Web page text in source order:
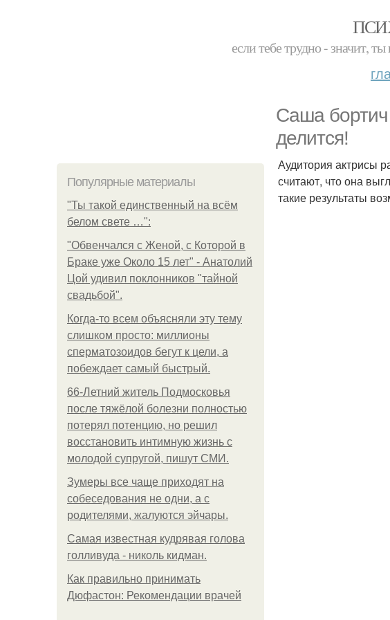
если тебе трудно - значит,
Саша бортич
делится!
Популярные материалы
"Ты такой единственный на всём
белом свете …":
"Обвенчался с Женой, с Которой в
Браке уже Около 15 лет" - Анатолий
Цой удивил поклонников "тайной
свадьбой".
Когда-то всем объясняли эту тему
слишком просто: миллионы
сперматозоидов бегут к цели, а
побеждает самый быстрый.
66-Летний житель Подмосковья
после тяжёлой болезни полностью
потерял потенцию, но решил
восстановить интимную жизнь с
молодой супругой, пишут СМИ.
Зумеры все чаще приходят на
собеседования не одни, а с
родителями, жалуются эйчары.
Самая известная кудрявая голова
голливуда - николь кидман.
Как правильно принимать
Дюфастон: Рекомендации врачей
Аудитория актрисы
считают, что она
такие результаты